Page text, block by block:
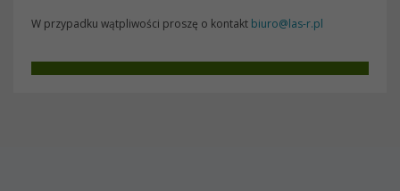
W przypadku wątpliwości proszę o kontakt biuro@las-r.pl